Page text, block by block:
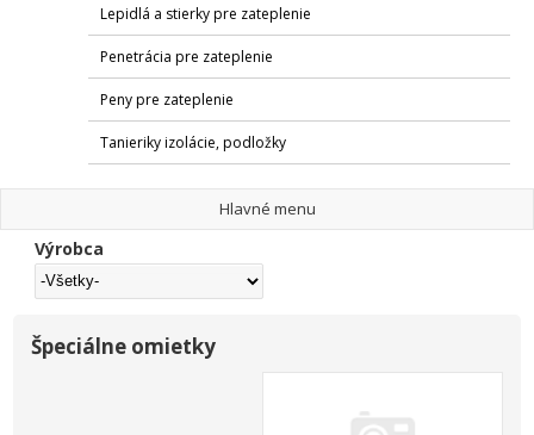
Lepidlá a stierky pre zateplenie
Penetrácia pre zateplenie
Peny pre zateplenie
Tanieriky izolácie, podložky
Hlavné menu
Výrobca
Špeciálne omietky